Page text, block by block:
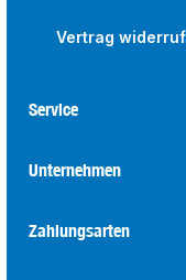
Vertrag
Service
Unternehmen
Zahlungsarten